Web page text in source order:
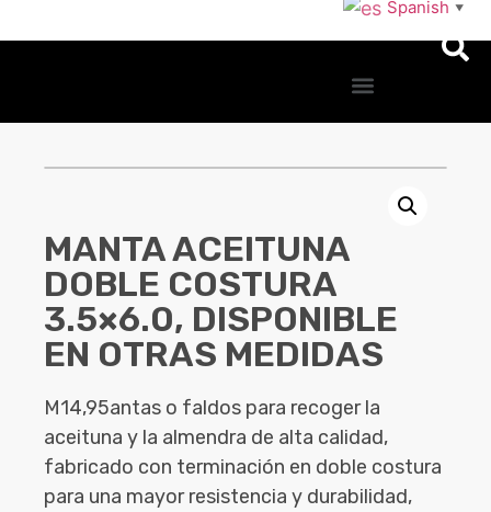
Spanish ▼
MANTA ACEITUNA
DOBLE COSTURA
3.5×6.0, DISPONIBLE
EN OTRAS MEDIDAS
M14,95antas o faldos para recoger la
aceituna y la almendra de alta calidad,
fabricado con terminación en doble costura
para una mayor resistencia y durabilidad,